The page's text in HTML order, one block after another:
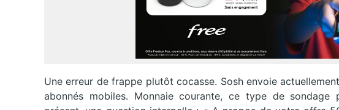
Une erreur de frappe plutôt cocasse. Sosh envoie
abonnés mobiles. Monnaie courante, ce type de